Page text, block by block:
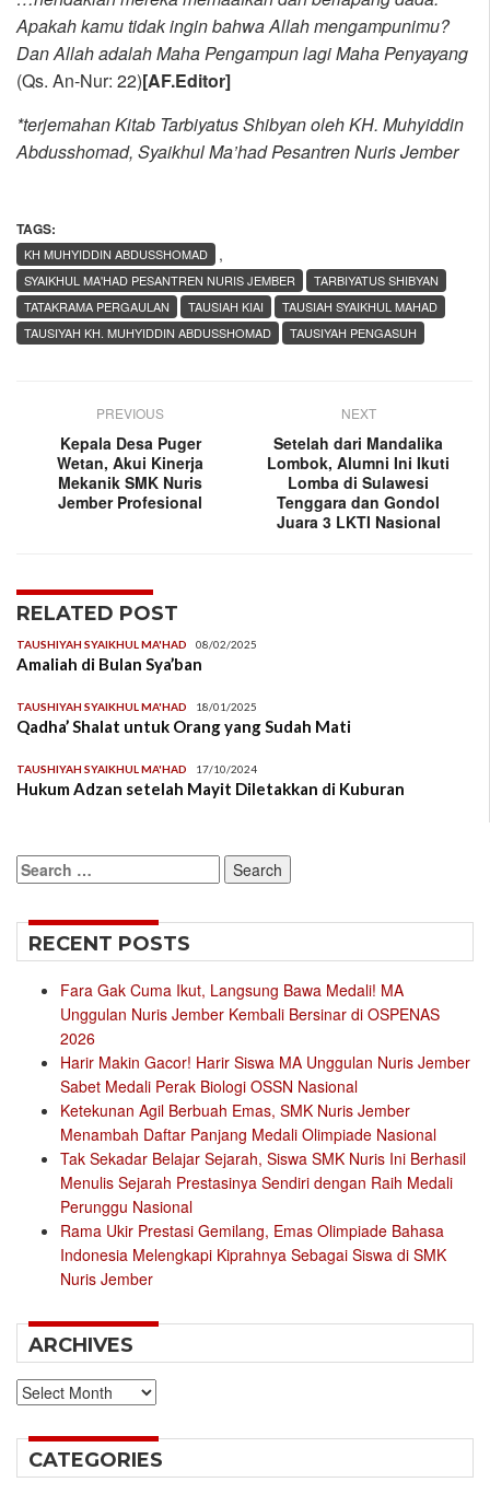
Apakah kamu tidak ingin bahwa Allah mengampunimu?
Dan Allah adalah Maha Pengampun lagi Maha Penyayang
(Qs. An-Nur: 22)[AF.Editor]
*terjemahan Kitab Tarbiyatus Shibyan oleh KH. Muhyiddin
Abdusshomad, Syaikhul Ma’had Pesantren Nuris Jember
TAGS:
,
KH MUHYIDDIN ABDUSSHOMAD
SYAIKHUL MA'HAD PESANTREN NURIS JEMBER
TARBIYATUS SHIBYAN
TATAKRAMA PERGAULAN
TAUSIAH KIAI
TAUSIAH SYAIKHUL MAHAD
TAUSIYAH KH. MUHYIDDIN ABDUSSHOMAD
TAUSIYAH PENGASUH
PREVIOUS
Kepala Desa Puger
Wetan, Akui Kinerja
Mekanik SMK Nuris
Jember Profesional
NEXT
Setelah dari Mandalika
Lombok, Alumni Ini Ikuti
Lomba di Sulawesi
Tenggara dan Gondol
Juara 3 LKTI Nasional
RELATED POST
TAUSHIYAH SYAIKHUL MA'HAD 08/02/2025
Amaliah di Bulan Sya’ban
TAUSHIYAH SYAIKHUL MA'HAD 18/01/2025
Qadha’ Shalat untuk Orang yang Sudah Mati
TAUSHIYAH SYAIKHUL MA'HAD 17/10/2024
Hukum Adzan setelah Mayit Diletakkan di Kuburan
Search
for:
RECENT POSTS
Fara Gak Cuma Ikut, Langsung Bawa Medali! MA
Unggulan Nuris Jember Kembali Bersinar di OSPENAS
2026
Harir Makin Gacor! Harir Siswa MA Unggulan Nuris Jember
Sabet Medali Perak Biologi OSSN Nasional
Ketekunan Agil Berbuah Emas, SMK Nuris Jember
Menambah Daftar Panjang Medali Olimpiade Nasional
Tak Sekadar Belajar Sejarah, Siswa SMK Nuris Ini Berhasil
Menulis Sejarah Prestasinya Sendiri dengan Raih Medali
Perunggu Nasional
Rama Ukir Prestasi Gemilang, Emas Olimpiade Bahasa
Indonesia Melengkapi Kiprahnya Sebagai Siswa di SMK
Nuris Jember
ARCHIVES
Archives
CATEGORIES